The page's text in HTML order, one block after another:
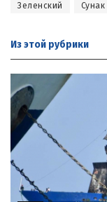
Зеленский Сунак
Из этой рубрики